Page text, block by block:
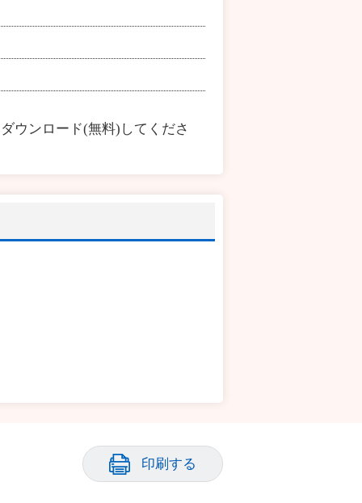
ウンロード(無料)してくださ
印刷する